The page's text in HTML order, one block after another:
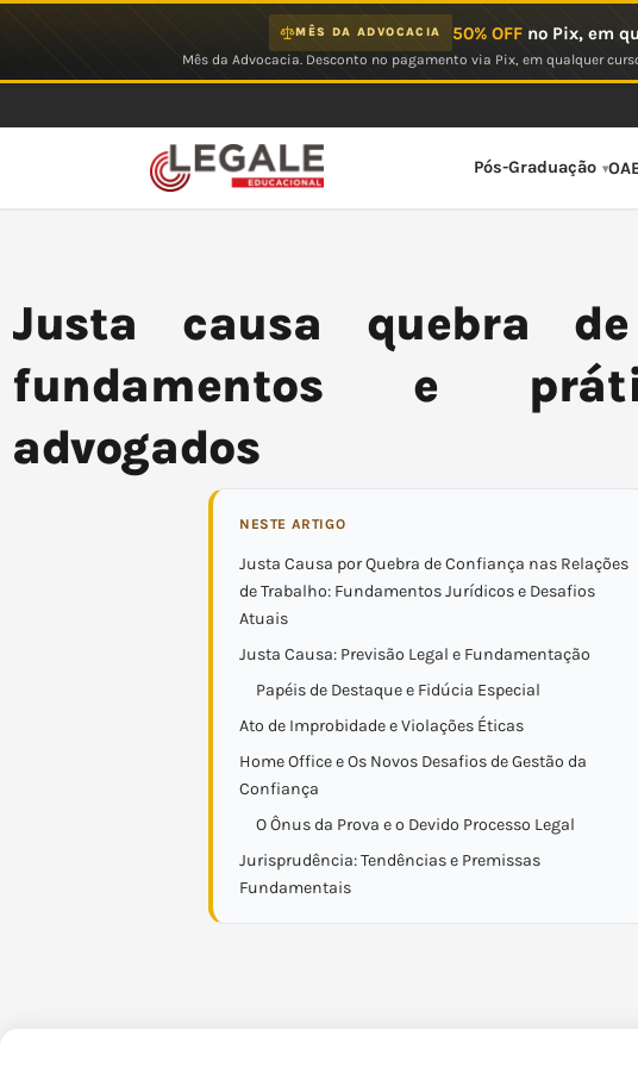
MÊS DA ADVOCACIA 50% OFFno Pix, em
Mês da Advocacia. Desconto no pagamento via Pix, em qualquer
Pós-Graduação
Justa causa quebra
fundamentos e
advogados
NESTE ARTIGO
Justa Causa por Quebra de Confiança nas Relações
de Trabalho: Fundamentos Jurídicos e Desafios
Atuais
Justa Causa: Previsão Legal e Fundamentação
Papéis de Destaque e Fidúcia Especial
Ato de Improbidade e Violações Éticas
Home Office e Os Novos Desafios de Gestão da
Confiança
O Ônus da Prova e o Devido Processo Legal
Jurisprudência: Tendências e Premissas
Fundamentais